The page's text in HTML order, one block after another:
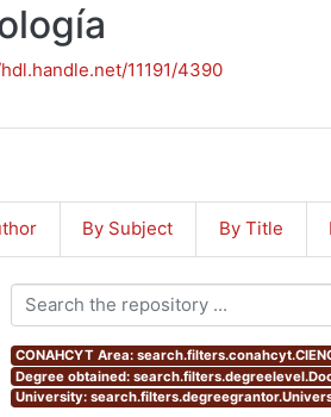
11191/4390
By Subject By Title
CONAHCYT Area:
Degree obtained:
University: